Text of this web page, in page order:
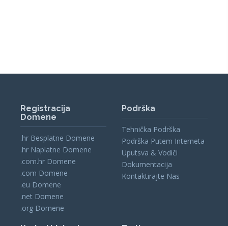
Registracija
Domene
.hr Besplatne Domene
.hr Naplatne Domene
.com.hr Domene
.com Domene
.eu Domene
.net Domene
.org Domene
Podrška
Tehnička Podrška
Podrška Putem Interneta
Uputsva & Vodiči
Dokumentacija
Kontaktirajte Nas